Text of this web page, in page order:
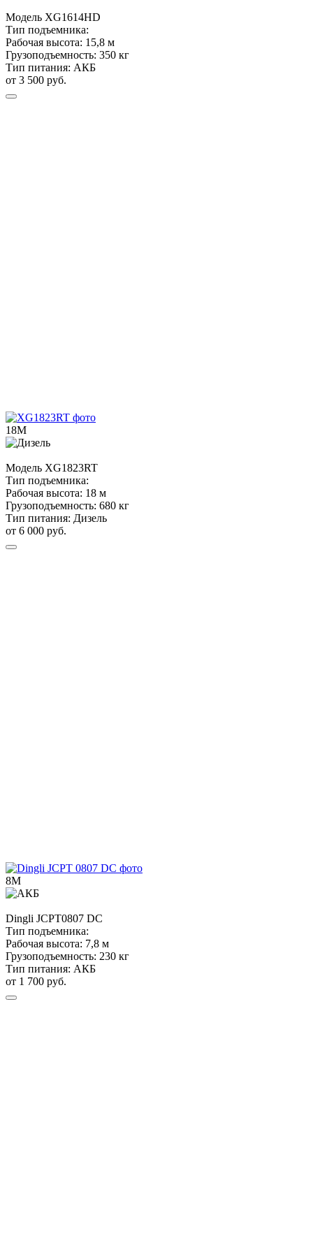
Модель XG1614HD
Тип подъемника:
Рабочая высота: 15,8 м
Грузоподъемность: 350 кг
Тип питания: АКБ
от 3 500 руб.
18М
Модель XG1823RT
Тип подъемника:
Рабочая высота: 18 м
Грузоподъемность: 680 кг
Тип питания: Дизель
от 6 000 руб.
8М
Dingli JCPT0807 DC
Тип подъемника:
Рабочая высота: 7,8 м
Грузоподъемность: 230 кг
Тип питания: АКБ
от 1 700 руб.